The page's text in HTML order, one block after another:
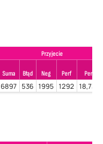
Przyjecie
Suma Błąd Neg Perf Perf%
6897 536 1995 1292